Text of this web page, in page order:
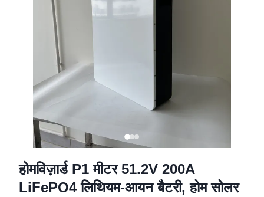
होमविज़ार्ड P1 मीटर 51.2V 200A
LiFePO4 लिथियम-आयन बैटरी, होम सोलर